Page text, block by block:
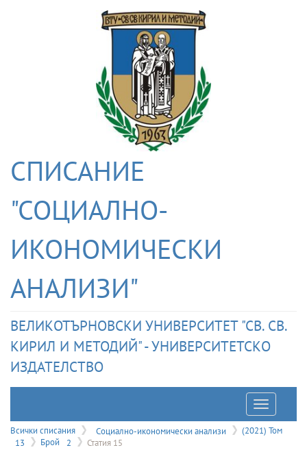
СПИСАНИЕ
"СОЦИАЛНО-
ИКОНОМИЧЕСКИ
АНАЛИЗИ"
ВЕЛИКОТЪРНОВСКИ УНИВЕРСИТЕТ "СВ. СВ.
КИРИЛ И МЕТОДИЙ" - УНИВЕРСИТЕТСКО
ИЗДАТЕЛСТВО
Отваряне
на
Всички списания Социално-икономически анализи
(2021) Том
13
Брой 2 Статия 15